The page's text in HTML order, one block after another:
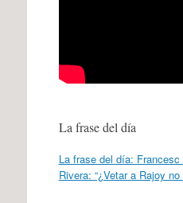
La frase del día
La frase del día:
Rivera: “¿Vetar a Rajoy